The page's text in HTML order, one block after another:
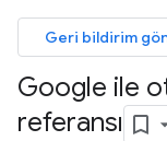
Geri bildirim
Google ile
referansı